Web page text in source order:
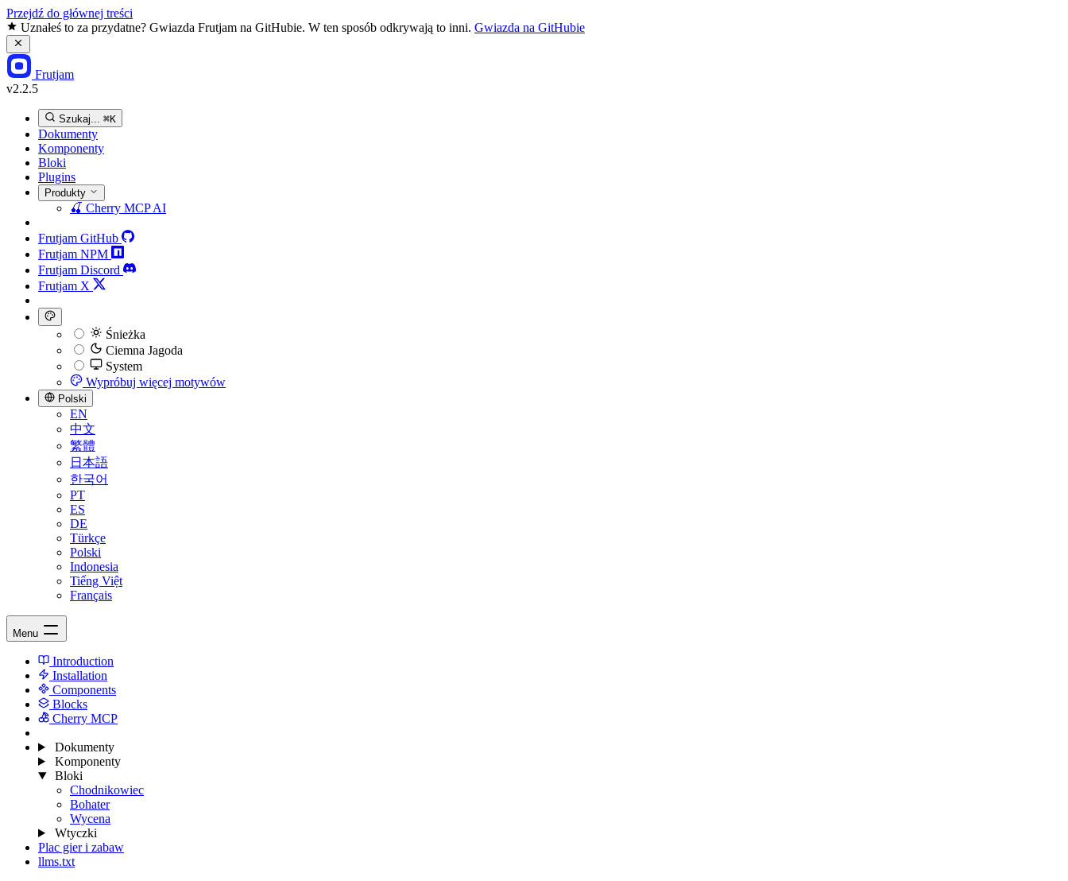
Przejdź do głównej treści
Uznałeś to za przydatne? Gwiazda Frutjam na GitHubie. W ten sposób odkrywają to inni. Gwiazda na GitHubie
Frutjam
v2.2.5
Szukaj... ⌘K
Dokumenty
Komponenty
Bloki
Plugins
Produkty
🍒 Cherry MCPAI
Frutjam GitHub
Frutjam NPM
Frutjam Discord
Frutjam X
Śnieżka
Ciemna Jagoda
System
Wypróbuj więcej motywów
Polski
EN
中文
繁體
日本語
한국어
PT
ES
DE
Türkçe
Polski
Indonesia
Tiếng Việt
Français
Menu
Introduction
Installation
Components
Blocks
Cherry MCP
Dokumenty
Komponenty
Bloki
Chodnikowiec
Bohater
Wycena
Wtyczki
Plac gier i zabaw
llms.txt